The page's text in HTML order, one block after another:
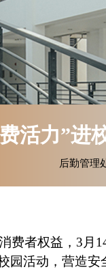
活力”进
后勤管理
费者权益， 3 月
活动，营造安